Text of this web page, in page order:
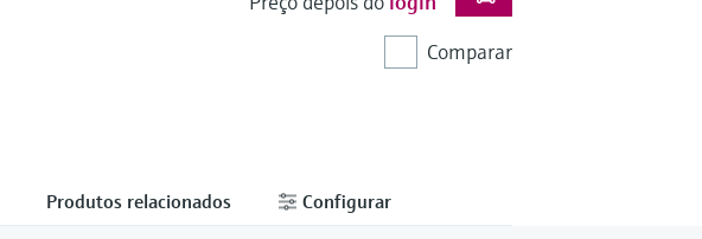
Comparar
Produtos relacionados Configurar